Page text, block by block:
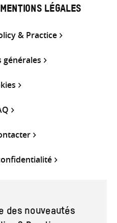
LÉGALES
& Practice
générales
des nouveautés